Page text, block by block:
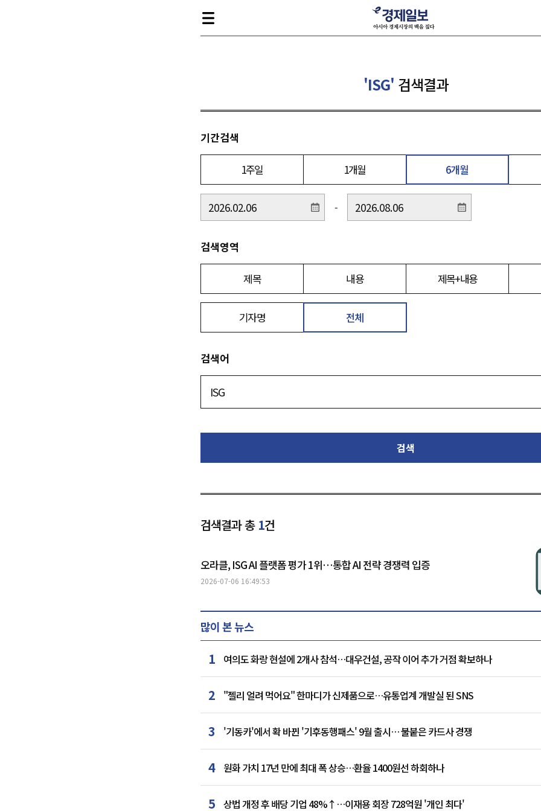
'ISG' 검색결과
기간검색
1주일 1개월 6개월
-
검색영역
제목 내용 제목+내용
기자명 전체
검색어
검색
검색결과 총 1건
오라클, ISG AI 플랫폼 평가 1위…통합 AI 전략 경쟁력 입증
2026-07-06 16:49:53
많이 본 뉴스
1 여의도 화랑 현설에 2개사 참석…대우건설, 공작 이어 추가 거점 확보하나
2 "젤리 얼려 먹어요" 한마디가 신제품으로…유통업계 개발실 된 SNS
3 '기동카'에서 확 바뀐 '기후동행패스' 9월 출시… 불붙은 카드사 경쟁
4 원화 가치 17년 만에 최대 폭 상승…환율 1400원선 하회하나
5 상법 개정 후 배당 기업 48%↑…이재용 회장 728억원 '개인 최다'